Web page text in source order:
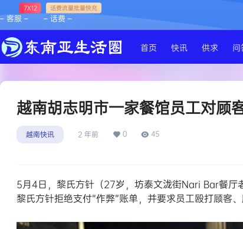
– 客服 –
7X12
– 话费 –
话费流量批量快充
首页 快讯 供求 问
越南胡志明市一家餐馆员工对顾
越南快讯 2 年前 0 45
5月4日，黎氏方针（27岁，坊泰文泷街Nari Bar餐厅
黎氏方针拒绝支付“作弊”账单，并要求员工殴打顾客、